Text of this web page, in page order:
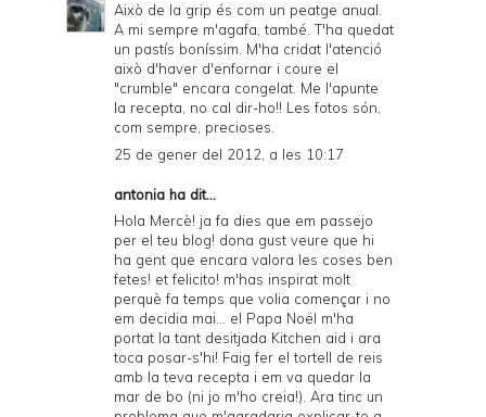
Això de la grip és com un peatge anual.
A mi sempre m'agafa, també. T'ha quedat
un pastís boníssim. M'ha cridat l'atenció
això d'haver d'enfornar i coure el
"crumble" encara congelat. Me l'apunte
la recepta, no cal dir-ho!! Les fotos són,
com sempre, precioses.
25 de gener del 2012, a les 10:17
antonia ha dit...
Hola Mercè! ja fa dies que em passejo
per el teu blog! dona gust veure que hi
ha gent que encara valora les coses ben
fetes! et felicito! m'has inspirat molt
perquè fa temps que volia començar i no
em decidia mai... el Papa Noël m'ha
portat la tant desitjada Kitchen aid i ara
toca posar-s'hi! Faig fer el tortell de reis
amb la teva recepta i em va quedar la
mar de bo (ni jo m'ho creia!). Ara tinc un